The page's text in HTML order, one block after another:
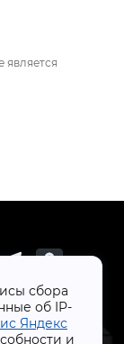
сбора
об IP-
Яндекс
и
является
31-77-77